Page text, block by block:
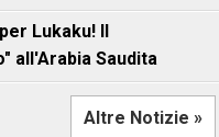
Lukaku! Il
all'Arabia Saudita
Altre Notizie »